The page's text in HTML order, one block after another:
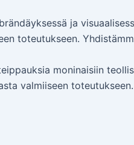
ja
toteutukseen.
moninaisiin
valmiiseen toteutukseen.